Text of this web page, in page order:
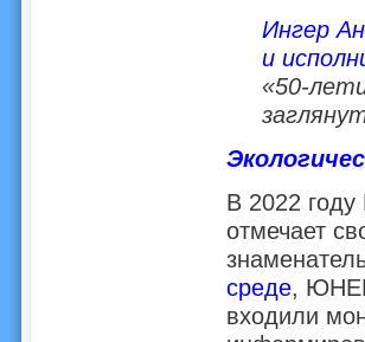
Ингер
и
«50-
В 2022
отмечает
среде, ЮНЕП
входили